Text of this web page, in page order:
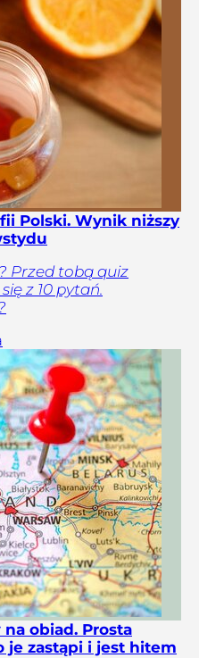
Polski. Wynik niższy
Przed tobą quiz
z 10 pytań.
obiad. Prosta
je zastąpi i jest hitem